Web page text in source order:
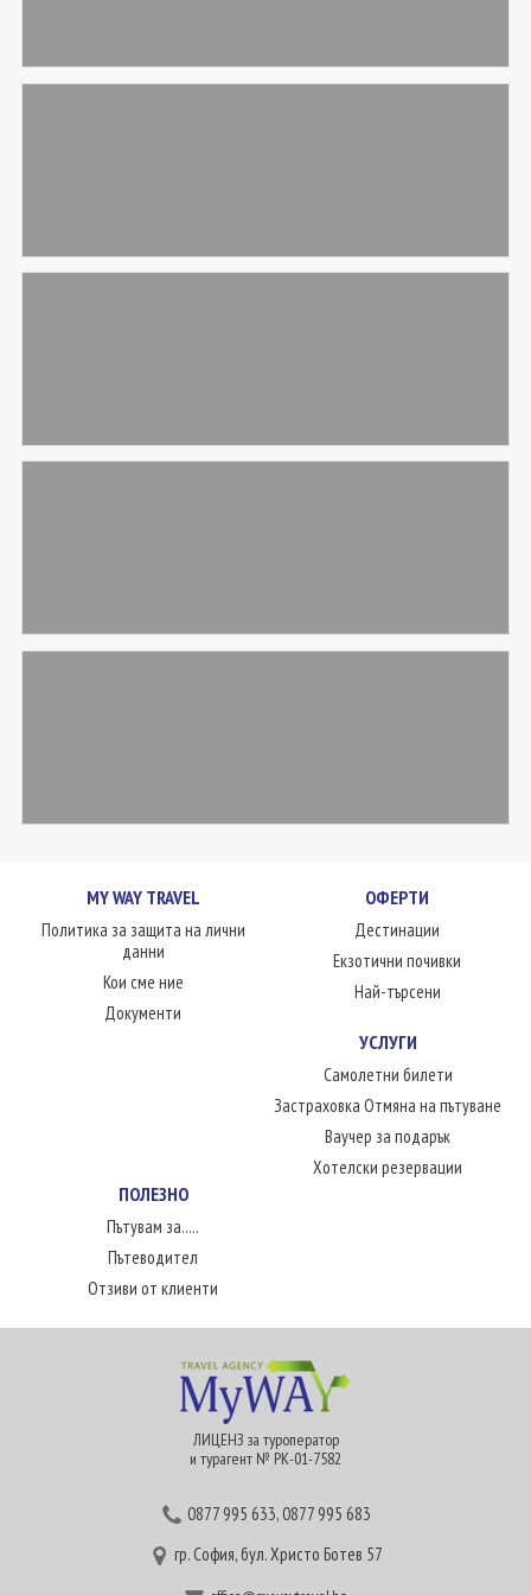
MY WAY TRAVEL
Политика за защита на лични
данни
Кои сме ние
Документи
ОФЕРТИ
Дестинации
Екзотични почивки
Най-търсени
УСЛУГИ
Самолетни билети
Застраховка Отмяна на пътуване
Ваучер за подарък
Хотелски резервации
ПОЛЕЗНО
Пътувам за.....
Пътеводител
Отзиви от клиенти
ЛИЦЕНЗ за туроператор
и турагент № РК-01-7582
0877 995 633,0877 995 683
гр. София, бул. Христо Ботев 57